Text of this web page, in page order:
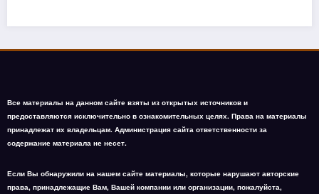
принадлежат их владельцам. Администрация сайта ответственности за
Если Вы обнаружили на нашем сайте материалы, которые нарушают авторские